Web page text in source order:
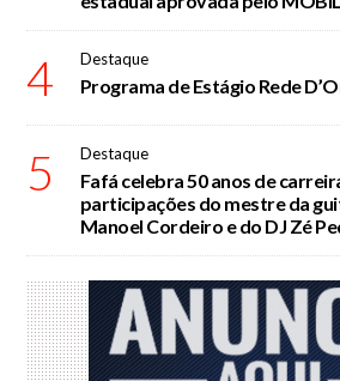
4 Destaque
Programa de Estágio Rede
5 Destaque
Fafá celebra 50 anos de
participações do mestre da
Manoel Cordeiro e do DJ Zé